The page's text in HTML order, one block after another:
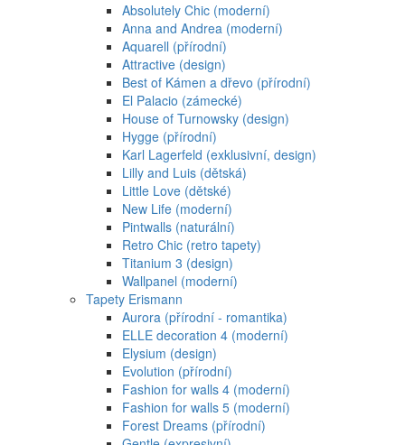
Absolutely Chic (moderní)
Anna and Andrea (moderní)
Aquarell (přírodní)
Attractive (design)
Best of Kámen a dřevo (přírodní)
El Palacio (zámecké)
House of Turnowsky (design)
Hygge (přírodní)
Karl Lagerfeld (exklusivní, design)
Lilly and Luis (dětská)
Little Love (dětské)
New Life (moderní)
Pintwalls (naturální)
Retro Chic (retro tapety)
Titanium 3 (design)
Wallpanel (moderní)
Tapety Erismann
Aurora (přírodní - romantika)
ELLE decoration 4 (moderní)
Elysium (design)
Evolution (přírodní)
Fashion for walls 4 (moderní)
Fashion for walls 5 (moderní)
Forest Dreams (přírodní)